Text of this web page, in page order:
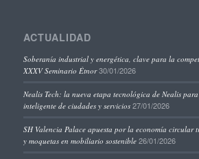
ACTUALIDAD
Soberanía industrial y energética, clave para la
XXXV Seminario Étnor 30/01/2026
Nealis Tech: la nueva etapa tecnológica de Nealis
inteligente de ciudades y servicios 27/01/2026
SH Valencia Palace apuesta por la economía circular
y moquetas en mobiliario sostenible 26/01/2026